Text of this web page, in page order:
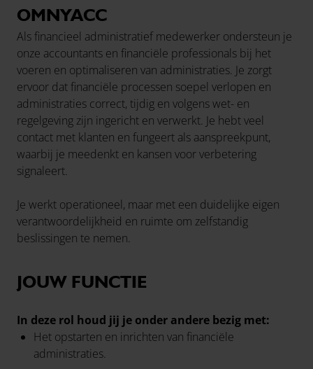
OMNYACC
Als financieel administratief medewerker ondersteun je
onze accountants en financiële professionals bij het
voeren en optimaliseren van administraties. Je zorgt
ervoor dat financiële processen soepel verlopen en
administraties correct, tijdig en volgens wet- en
regelgeving zijn ingericht en verwerkt. Je hebt veel
contact met klanten en fungeert als aanspreekpunt,
waarbij je meedenkt en kansen voor verbetering
signaleert.
Je werkt operationeel, maar met een duidelijke eigen
verantwoordelijkheid en ruimte om zelfstandig
beslissingen te nemen.
JOUW FUNCTIE
In deze rol houd jij je onder andere bezig met:
Het opstarten en inrichten van financiële
administraties.